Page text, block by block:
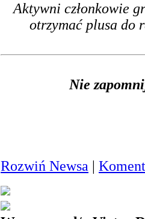
Aktywni członkowie
otrzymać plusa do
Nie
Rozwiń Newsa |